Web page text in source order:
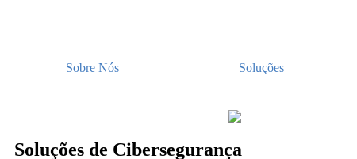
Sobre Nós Soluções
Soluções de Cibersegurança